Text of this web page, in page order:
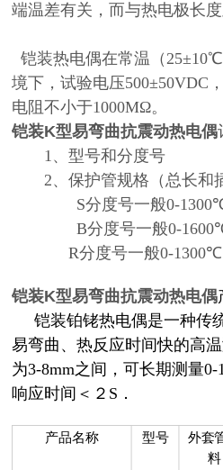
端温差有关，而与热电极长度
铠装热电偶在常温（25±10℃
境下，试验电压500±50VDC
电阻不小于1000MΩ。
铠装K型易弯曲抗震动热电偶
1、型号和分度号
2、保护管规格（总长和
S分度号一般0-1300
B分度号一般0-1600
R分度号一般0-1300℃
铠装K型易弯曲抗震动热电偶
铠装铂铑热电偶是一种传
易弯曲、热反应时间快的高
为3-8mm之间，可长期测量0-
响应时间＜２ S ．
产品名称 型号
外套
料